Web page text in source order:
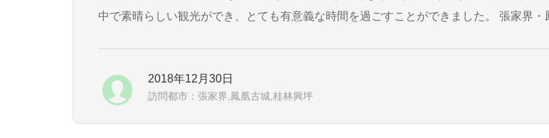
中で素晴らしい観光ができ、とても有意義な時間を過ごすことができました。 張家界・鳳凰古城のガイドの王さん、桂林のガイドのｷｮｳさん、そして
2018年12月30日
訪問都市：張家界,鳳凰古城,桂林興坪